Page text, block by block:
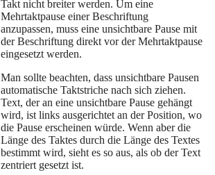
Takt nicht breiter werden. Um eine
Mehrtaktpause einer Beschriftung
anzupassen, muss eine unsichtbare Pause mit
der Beschriftung direkt vor der Mehrtaktpause
eingesetzt werden.
Man sollte beachten, dass unsichtbare Pausen
automatische Taktstriche nach sich ziehen.
Text, der an eine unsichtbare Pause gehängt
wird, ist links ausgerichtet an der Position, wo
die Pause erscheinen würde. Wenn aber die
Länge des Taktes durch die Länge des Textes
bestimmt wird, sieht es so aus, als ob der Text
zentriert gesetzt ist.